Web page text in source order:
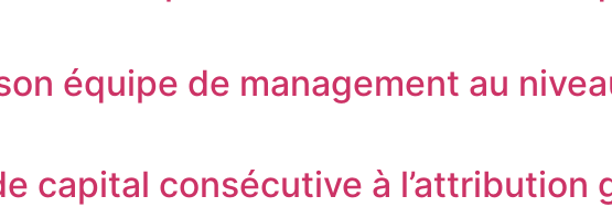
équipe de management au
capital consécutive à l’attribution